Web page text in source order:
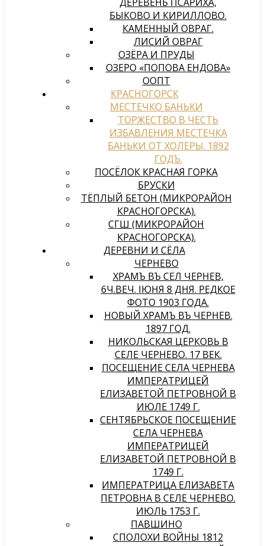
БЫКОВО И КИРИЛЛОВО.
КАМЕННЫЙ ОВРАГ.
ЛИСИЙ ОВРАГ
ОЗЁРА И ПРУДЫ
ОЗЕРО «ПОПОВА ЕНДОВА»
ООПТ
КРАСНОГОРСК
МЕСТЕЧКО БАНЬКИ
ТОРЖЕСТВО В ЧЕСТЬ
ИЗБАВЛЕНИЯ МЕСТЕЧКА
БАНЬКИ ОТ ХОЛЕРЫ. 1892
ГОДЪ.
ПОСЁЛОК КРАСНАЯ ГОРКА
БРУСКИ
ТЁПЛЫЙ БЕТОН (МИКРОРАЙОН
КРАСНОГОРСКА).
СГШ (МИКРОРАЙОН
КРАСНОГОРСКА).
ДЕРЕВНИ И СЁЛА
ЧЕРНЕВО
ХРАМЪ ВЪ СЕЛѢ ЧЕРНЕВѢ,
6Ч.ВЕЧ. IЮНЯ 8 ДНЯ. РЕДКОЕ
ФОТО 1903 ГОДА.
НОВЫЙ ХРАМЪ ВЪ ЧЕРНЕВѢ.
1897 ГОД.
НИКОЛЬСКАЯ ЦЕРКОВЬ В
СЕЛЕ ЧЕРНЕВО. 17 ВЕК.
ПОСЕЩЕНИЕ СЕЛА ЧЕРНЕВА
ИМПЕРАТРИЦЕЙ
ЕЛИЗАВЕТОЙ ПЕТРОВНОЙ В
ИЮЛЕ 1749 Г.
СЕНТЯБРЬСКОЕ ПОСЕЩЕНИЕ
СЕЛА ЧЕРНЕВА
ИМПЕРАТРИЦЕЙ
ЕЛИЗАВЕТОЙ ПЕТРОВНОЙ В
1749 Г.
ИМПЕРАТРИЦА ЕЛИЗАВЕТА
ПЕТРОВНА В СЕЛЕ ЧЕРНЕВО.
ИЮЛЬ 1753 Г.
ПАВШИНО
СПОЛОХИ ВОЙНЫ 1812